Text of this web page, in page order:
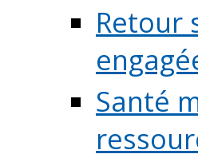
Retour
Santé